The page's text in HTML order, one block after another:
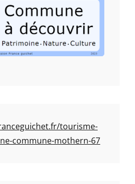
tourisme-
commune-mothern-67